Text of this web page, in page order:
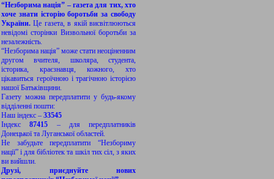
“Незборима нація” – газета для тих, хто
хоче знати історію боротьби за свободу
України.Це газета, в якій висвітлюються
невідомі сторінки Визвольної боротьби за
незалежність.
“Незборима нація” може стати неоціненним
другом вчителя, школяра, студента,
історика, краєзнавця, кожного, хто
цікавиться героїчною і трагічною історією
нашої Батьківщини.
Газету можна передплатити у будь-якому
відділенні пошти:
Наш індекс – 33545
Індекс87415 – для передплатників
Донецької та Луганської областей.
Не забудьте передплатити “Незбориму
нації” і для бібліотек та шкіл тих сіл, з яких
ви вийшли.
Друзі, приєднуйте нових